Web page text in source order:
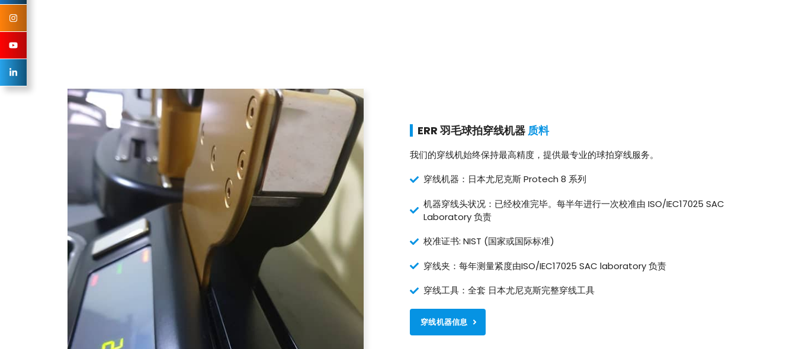
ERR 羽毛球拍穿线机器 质料
我们的穿线机始终保持最高精度，提供最专业的球拍穿线服务。
穿线机器：日本尤尼克斯 Protech 8 系列
机器穿线头状况：已经校准完毕。每半年进行一次校准由 ISO/IEC17025 SAC
Laboratory 负责
校准证书: NIST (国家或国际标准)
穿线夹：每年测量紧度由ISO/IEC17025 SAC laboratory 负责
穿线工具：全套 日本尤尼克斯完整穿线工具
穿线机器信息